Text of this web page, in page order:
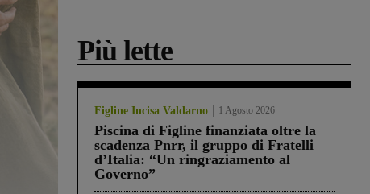
Più lette
Figline Incisa Valdarno 1 Agosto 2026
Piscina di Figline finanziata oltre la
scadenza Pnrr, il gruppo di Fratelli
d’Italia: “Un ringraziamento al
Governo”